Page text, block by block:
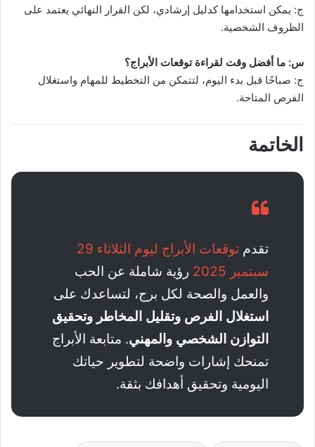
ج: يمكن استخدامها كدليل إرشادي، لكن القرار النهائي يعتمد على
الظروف الشخصية.
س: ما أفضل وقت لقراءة توقعات الأبراج؟
ج: صباحًا قبل بدء اليوم، لتتمكن من التخطيط للمهام واستغلال
الفرص المتاحة.
الخاتمة
تقدم
توقعات الأبراج ليوم الثلاثاء 29
سبتمبر 2025
رؤية شاملة عن الحب
والعمل والصحة لكل برج، لتساعدك على
استغلال الفرص وتقليل المخاطر وتحقيق
التوازن الشخصي والمهني. متابعة الأبراج
تمنحك إشارات واضحة لتطوير حياتك
اليومية وتحقيق أهدافك بثقة.